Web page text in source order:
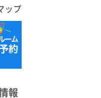
ップ
報